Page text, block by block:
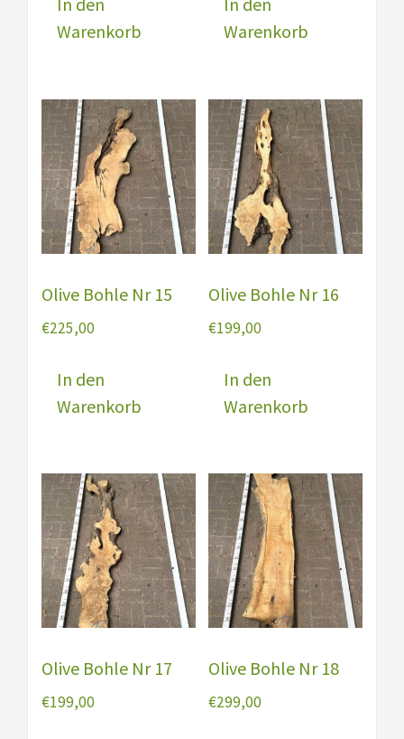
Warenkorb
Warenkorb
Olive Bohle Nr 15
€225,00
In den
Warenkorb
Olive Bohle Nr 16
€199,00
In den
Warenkorb
Olive Bohle Nr 17
€199,00
Olive Bohle Nr 18
€299,00